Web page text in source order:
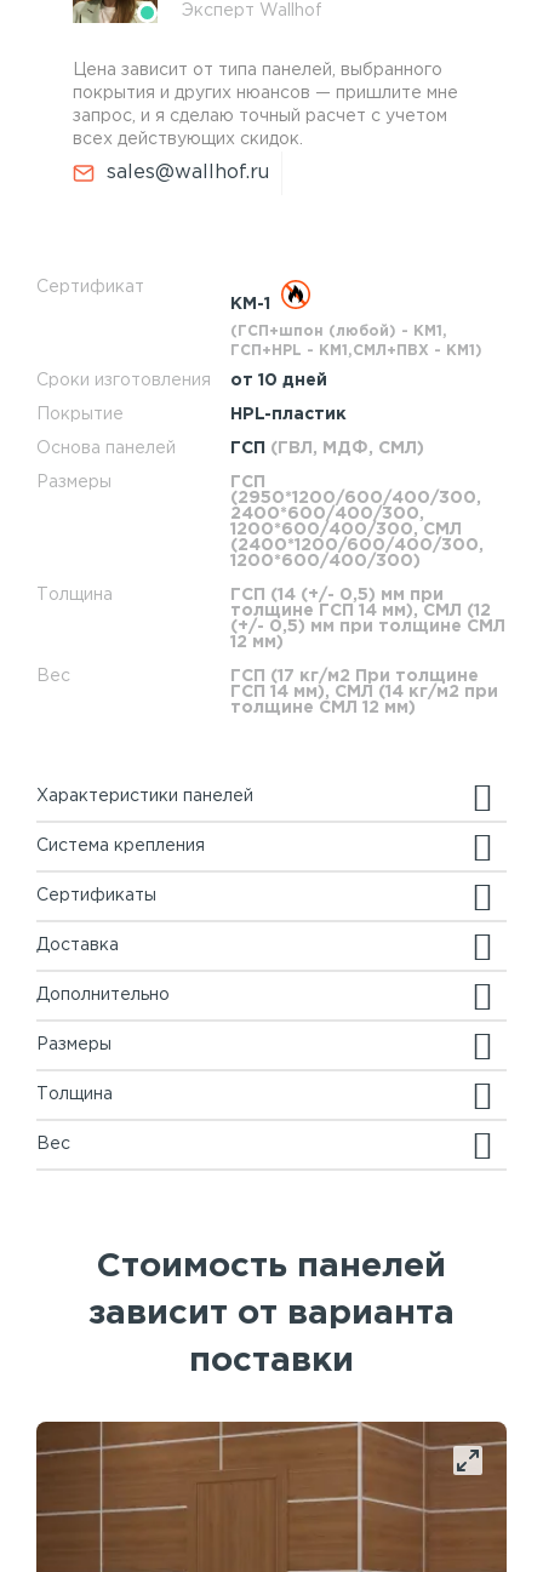
Сертификат
КМ-1
(ГСП+шпон (любой) - КМ1,
ГСП+HPL - КМ1,СМЛ+ПВХ - КМ1)
Сроки изготовления от 10 дней
Покрытие HPL-пластик
Основа панелей ГСП (ГВЛ, МДФ, СМЛ)
Размеры
ГСП
(2950*1200/600/400/300,
2400*600/400/300,
1200*600/400/300, СМЛ
(2400*1200/600/400/300,
1200*600/400/300)
Толщина
ГСП (14 (+/- 0,5) мм при
толщине ГСП 14 мм), СМЛ (12
(+/- 0,5) мм при толщине СМЛ
12 мм)
Вес
ГСП (17 кг/м2 При толщине
ГСП 14 мм), СМЛ (14 кг/м2 при
толщине СМЛ 12 мм)
Эксперт Wallhof
Цена зависит от типа панелей, выбранного
покрытия и других нюансов — пришлите мне
запрос, и я сделаю точный расчет с учетом
всех действующих скидок.
sales@wallhof.ru
Характеристики панелей
Система крепления
Сертификаты
Доставка
Дополнительно
Размеры
Толщина
Вес
Стоимость панелей
зависит от варианта
поставки